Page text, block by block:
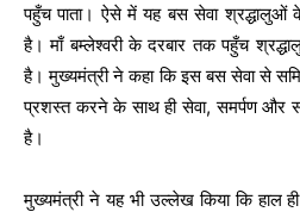
पहुँच पाता। ऐसे में यह बस सेवा श्रद्धालुओं के
है। माँ बम्लेश्वरी के दरबार तक पहुँच
है। मुख्यमंत्री ने कहा कि इस बस सेवा से
प्रशस्त करने के साथ ही सेवा, समर्पण और
है।
मुख्यमंत्री ने यह भी उल्लेख किया कि हाल